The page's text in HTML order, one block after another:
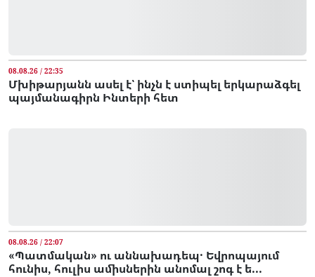
08.08.26 / 22:35
Մխիթարյանն ասել է՝ ինչն է ստիպել երկարաձգել
պայմանագիրն Ինտերի հետ
08.08.26 / 22:07
«Պատմական» ու աննախադեպ․ Եվրոպայում
հունիս, հուլիս ամիսներին անոմալ շոգ է ե...